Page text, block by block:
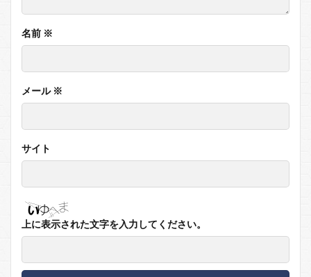
名前 ※
メール ※
サイト
上に表示された文字を入力してください。